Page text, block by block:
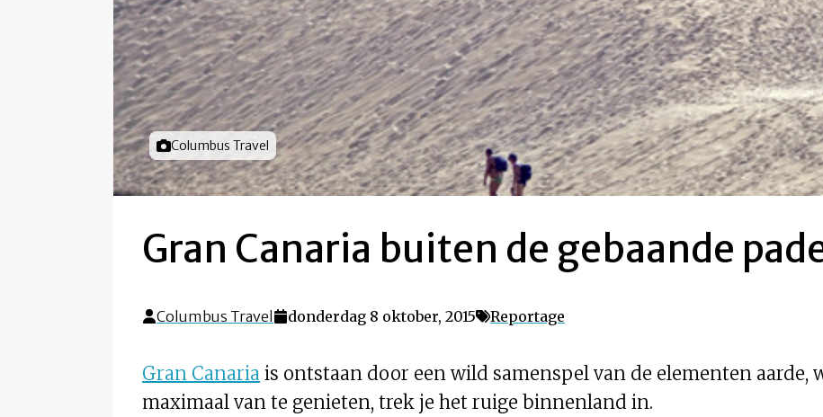
Foto door
Columbus Travel
Gran Canaria buiten de gebaande
Columbus Travel donderdag 8 oktober, 2015 Reportage
Gran Canaria is ontstaan door een wild samenspel van de elementen aarde,
maximaal van te genieten, trek je het ruige binnenland in.